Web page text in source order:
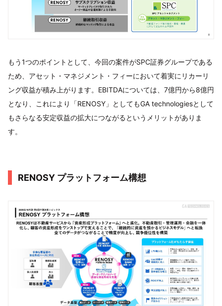
もう1つのポイントとして、今回の案件がSPC証券グループである
ため、アセット・マネジメント・フィーにおいて着実にリカーリ
ング収益が積み上がります。EBITDAについては、7億円から8億円
となり、これにより「RENOSY」としてもGA technologiesとして
もさらなる安定収益の拡大につながるというメリットがありま
す。
RENOSY プラットフォーム構想